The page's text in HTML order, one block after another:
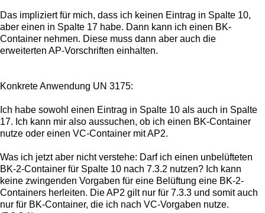
Das impliziert für mich, dass ich keinen Eintrag in Spalte 10,
aber einen in Spalte 17 habe. Dann kann ich einen BK-
Container nehmen. Diese muss dann aber auch die
erweiterten AP-Vorschriften einhalten.
Konkrete Anwendung UN 3175:
Ich habe sowohl einen Eintrag in Spalte 10 als auch in Spalte
17. Ich kann mir also aussuchen, ob ich einen BK-Container
nutze oder einen VC-Container mit AP2.
Was ich jetzt aber nicht verstehe: Darf ich einen unbelüfteten
BK-2-Container für Spalte 10 nach 7.3.2 nutzen? Ich kann
keine zwingenden Vorgaben für eine Belüftung eine BK-2-
Containers herleiten. Die AP2 gilt nur für 7.3.3 und somit auch
nur für BK-Container, die ich nach VC-Vorgaben nutze.